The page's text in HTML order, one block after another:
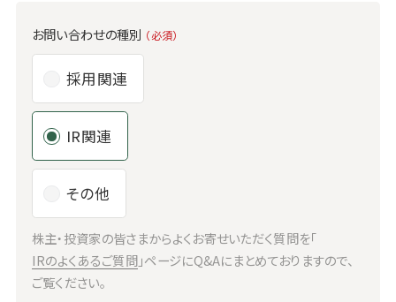
お問い合わせの種別 （必須）
採用関連
IR関連
その他
株主・投資家の皆さまからよくお寄せいただく質問を「
IRのよくあるご質問」ページにQ&Aにまとめておりますので、
ご覧ください。